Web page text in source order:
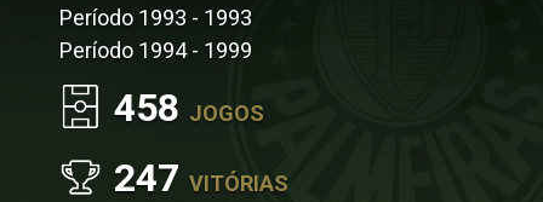
Período 1993 - 1993
Período 1994 - 1999
458 JOGOS
247VITÓRIAS